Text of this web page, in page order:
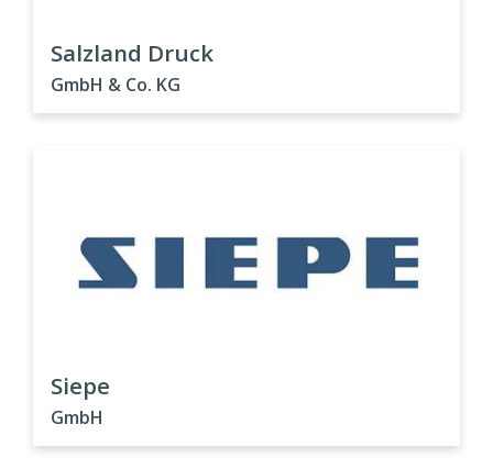
Salzland Druck
GmbH & Co. KG
Siepe
GmbH